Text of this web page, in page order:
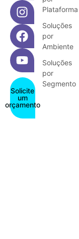
Solicite
um
orçamento
Plataforma
Soluções
por
Ambiente
Soluções
por
Segmento